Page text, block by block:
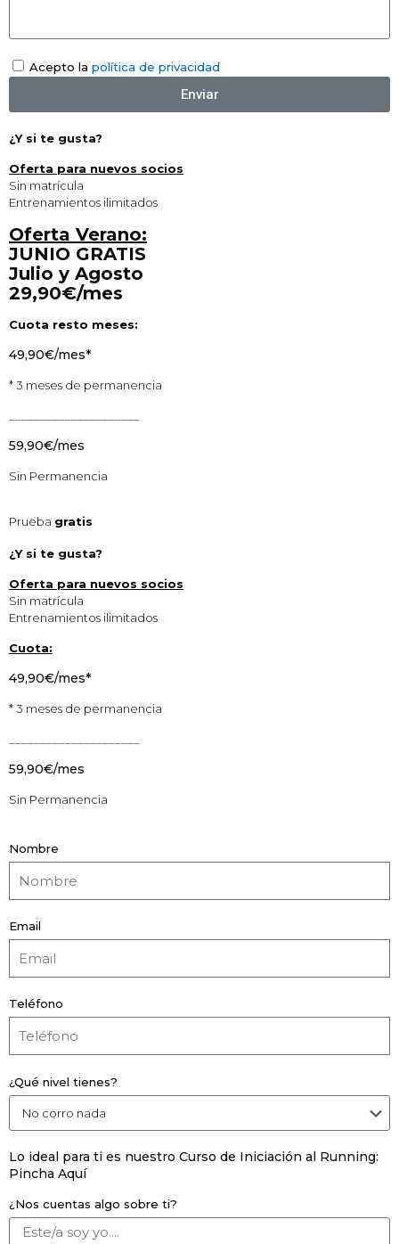
¿Y si te gusta?
Oferta para nuevos socios
Sin matrícula
Entrenamientos ilimitados
Oferta Verano:
JUNIO GRATIS
Julio y Agosto
29,90€/mes
Cuota resto meses:
49,90€/mes*
* 3 meses de permanencia
59,90€/mes
Sin Permanencia
Acepto la política de privacidad
Enviar
Prueba gratis
¿Y si te gusta?
Oferta para nuevos socios
Sin matrícula
Entrenamientos ilimitados
Cuota:
49,90€/mes*
* 3 meses de permanencia
59,90€/mes
Sin Permanencia
Nombre
Email
Teléfono
¿Qué nivel tienes?
Lo ideal para ti es nuestro Curso de Iniciación al Running:
Pincha Aquí
¿Nos cuentas algo sobre ti?